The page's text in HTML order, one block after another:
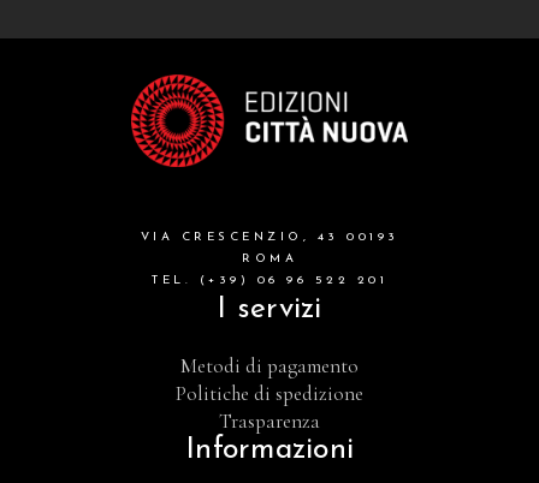
VIA CRESCENZIO, 43 00193
ROMA
TEL. (+39) 06 96 522 201
I servizi
Metodi di pagamento
Politiche di spedizione
Trasparenza
Informazioni